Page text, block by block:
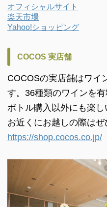
オフィシャルサイト
楽天市場
Yahoo!ショッピング
COCOS 実店舗
COCOSの実店舗はワイ
す。36種類のワインを
ボトル購入以外にも楽し
お近くにお越しの際はぜ
https://shop.cocos.co.jp/